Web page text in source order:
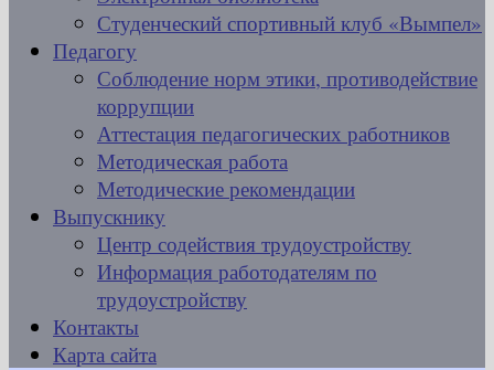
Студенческий спортивный клуб «Вымпел»
Педагогу
Соблюдение норм этики, противодействие
коррупции
Аттестация педагогических работников
Методическая работа
Методические рекомендации
Выпускнику
Центр содействия трудоустройству
Информация работодателям по
трудоустройству
Контакты
Карта сайта